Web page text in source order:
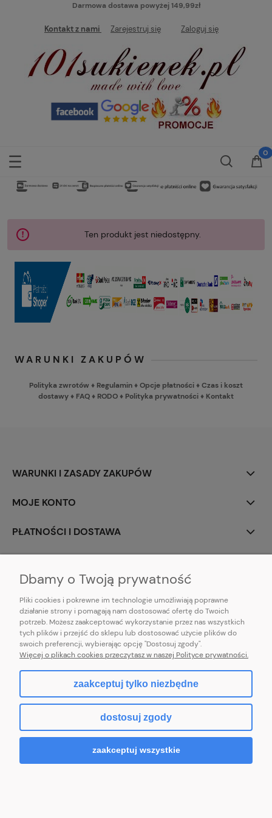
Darmowa dostawa powyżej 149,99zł
Kontakt z nami Zarejestruj się Zaloguj się
Ten produkt jest niedostępny.
WARUNKI ZAKUPÓW
Polityka zwrotów ♦ Regulamin♦Opcje płatności♦Czas i koszt
dostawy♦ FAQ♦ RODO♦ Polityka prywatności♦ Kontakt
WARUNKI I ZASADY ZAKUPÓW
MOJE KONTO
PŁATNOŚCI I DOSTAWA
E-mail:pl101sukienek@gmail.com
101sukienek.pl
ul. Piotrkowska 317/11, Łódź 93-035, woj. łódzkie
pokaż pełną wersję strony
Sklep internetowy Shoper.pl
Dbamy o Twoją prywatność
Pliki cookies i pokrewne im technologie umożliwiają poprawne
działanie strony i pomagają nam dostosować ofertę do Twoich
potrzeb. Możesz zaakceptować wykorzystanie przez nas wszystkich
tych plików i przejść do sklepu lub dostosować użycie plików do
swoich preferencji, wybierając opcję "Dostosuj zgody".
Więcej o plikach cookies przeczytasz w naszej Polityce prywatności.
zaakceptuj tylko niezbędne
dostosuj zgody
zaakceptuj wszystkie